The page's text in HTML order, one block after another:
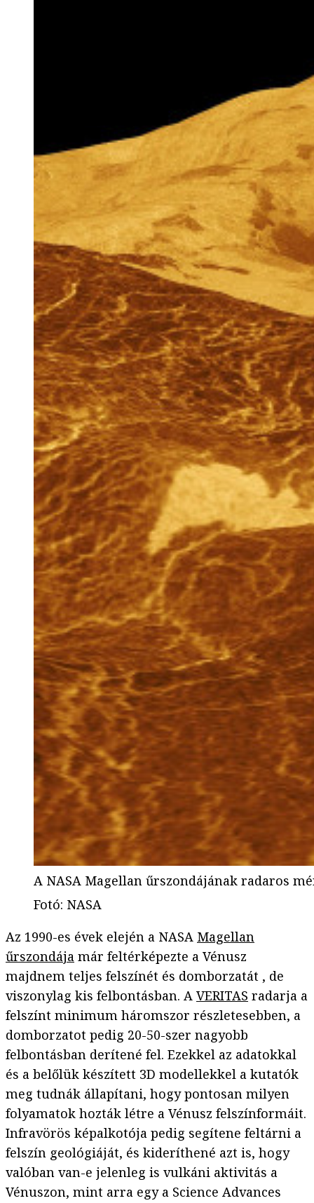
A NASA Magellan űrszondájának radaros
Fotó: NASA
Az 1990-es évek elején a NASA Magellan
űrszondája már feltérképezte a Vénusz
majdnem teljes felszínét és domborzatát , de
viszonylag kis felbontásban. A VERITAS radarja a
felszínt minimum háromszor részletesebben, a
domborzatot pedig 20-50-szer nagyobb
felbontásban derítené fel. Ezekkel az adatokkal
és a belőlük készített 3D modellekkel a kutatók
meg tudnák állapítani, hogy pontosan milyen
folyamatok hozták létre a Vénusz felszínformáit.
Infravörös képalkotója pedig segítene feltárni a
felszín geológiáját, és kideríthené azt is, hogy
valóban van-e jelenleg is vulkáni aktivitás a
Vénuszon, mint arra egy a Science Advances